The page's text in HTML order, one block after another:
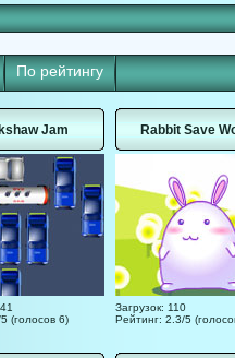
По рейтингу
Jam
(голосов 6)
Rabbit Save
Загрузок: 110
Рейтинг: 2.3/5